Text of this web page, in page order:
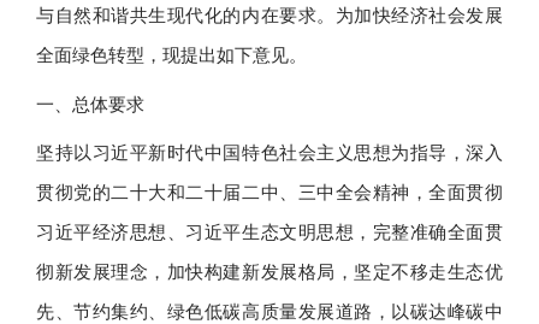
与自然和谐共生现代化的内在要求。为加快经济社会发展
全面绿色转型，现提出如下意见。
一、总体要求
坚持以习近平新时代中国特色社会主义思想为指导，深入
贯彻党的二十大和二十届二中、三中全会精神，全面贯彻
习近平经济思想、习近平生态文明思想，完整准确全面贯
彻新发展理念，加快构建新发展格局，坚定不移走生态优
先、节约集约、绿色低碳高质量发展道路，以碳达峰碳中